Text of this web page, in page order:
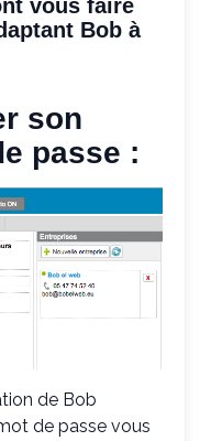
vous faire
Bob à
son
passe :
de Bob
de passe vous